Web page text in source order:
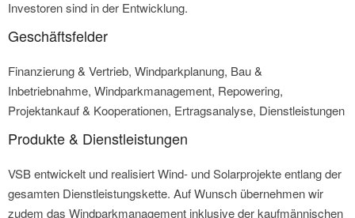
Investoren sind in der Entwicklung.
Geschäftsfelder
Finanzierung & Vertrieb, Windparkplanung, Bau &
Inbetriebnahme, Windparkmanagement, Repowering,
Projektankauf & Kooperationen, Ertragsanalyse, Dienstleistungen
Produkte & Dienstleistungen
VSB entwickelt und realisiert Wind- und Solarprojekte entlang der
gesamten Dienstleistungskette. Auf Wunsch übernehmen wir
zudem das Windparkmanagement inklusive der kaufmännischen